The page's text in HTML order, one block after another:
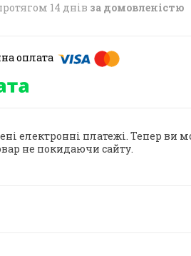
14 днів за домовленістю
електронні платежі. Тепер ви
не покидаючи сайту.